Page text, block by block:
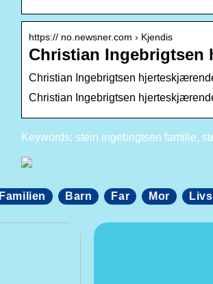
https:// no.newsner.com › Kjendis
Christian Ingebrigtsen
Christian Ingebrigtsen
Christian Ingebrigtsen
Keywords: stein ingebrigtsen familie,
Familien Barn Far Mor